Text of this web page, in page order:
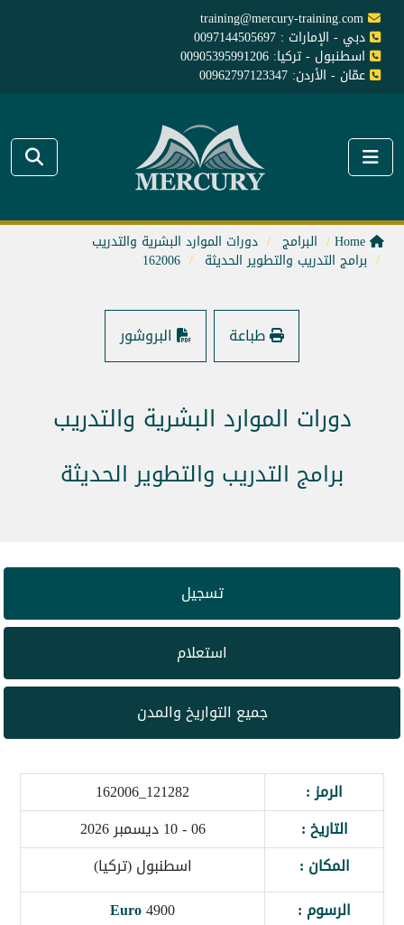
training@mercury-training.com
دبي - الإمارات : 0097144505697
اسطنبول - تركيا: 00905395991206
عمّان - الأردن: 00962797123347
البرامج دورات الموارد البشرية والتدريب
برامج التدريب والتطوير الحديثة 162006
طباعة البروشور
دورات الموارد البشرية والتدريب
برامج التدريب والتطوير الحديثة
تسجيل
استعلام
جميع التواريخ والمدن
الرمز :
121282_162006
التاريخ :
06 - 10 ديسمبر 2026
المكان :
اسطنبول (تركيا)
الرسوم :
4900
Euro